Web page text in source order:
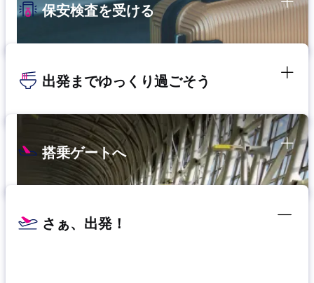
保安検査を受ける
出発までゆっくり過ごそう
搭乗ゲートへ
さぁ、出発！